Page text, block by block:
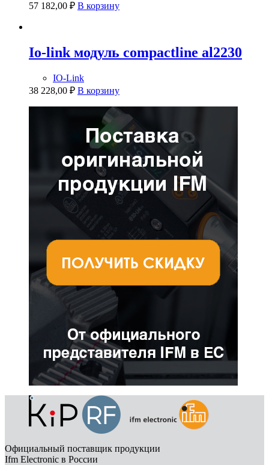
57 182,00 ₽ В корзину
Io-link модуль compactline al2230
IO-Link
38 228,00 ₽ В корзину
Официальный поставщик продукции
Ifm Electronic в России